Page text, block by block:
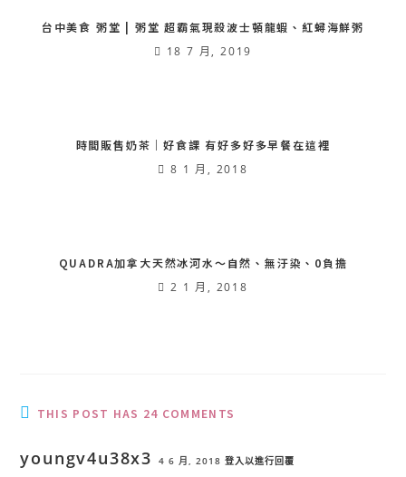
台中美食 粥堂 | 粥堂 超霸氣現殺波士頓龍蝦、紅蟳海鮮粥
18 7 月, 2019
時間販售奶茶｜好食課 有好多好多早餐在這裡
8 1 月, 2018
QUADRA加拿大天然冰河水〜自然、無汙染、0負擔
2 1 月, 2018
THIS POST HAS 24 COMMENTS
youngv4u38x3 4 6 月, 2018 登入以進行回覆